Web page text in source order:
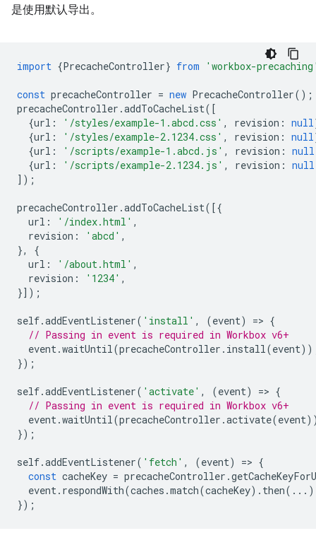
是使用默认导出。
import {PrecacheController} from 'workbox-
const precacheController = new PrecacheController();
precacheController .addToCacheList([
{url : '/styles/example-1.abcd.css' , revision : null
{url : '/styles/example-2.1234.css' , revision : null
{url : '/scripts/example-1.abcd.js' , revision : null
{url : '/scripts/example-2.1234.js' , revision : null
]);
precacheController .addToCacheList([{
url : '/index.html' ,
revision : 'abcd' ,
},
{
url : '/about.html' ,
revision : '1234' ,
}]);
self.addEventListener( 'install' , (event) => {
// Passing in event is required in Workbox v6+
event.waitUntil(precacheController . install(event
});
self.addEventListener( 'activate' , (event) => {
// Passing in event is required in Workbox v6+
event.waitUntil(precacheController .activate(event
});
self.addEventListener( 'fetch' , (event) => {
const cacheKey = precacheController .
event. respondWith(caches .match(cacheKey). then
});